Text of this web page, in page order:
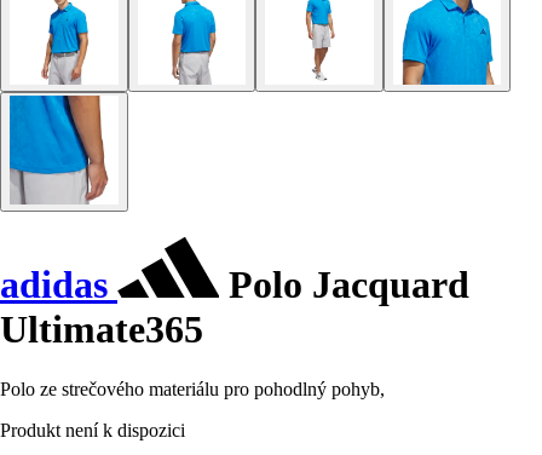
adidas
Polo Jacquard
Ultimate365
Polo ze strečového materiálu pro pohodlný pohyb,
Produkt není k dispozici